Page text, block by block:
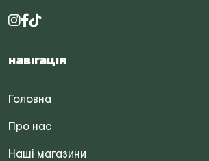
Навігація
Головна
Про нас
Наші магазини